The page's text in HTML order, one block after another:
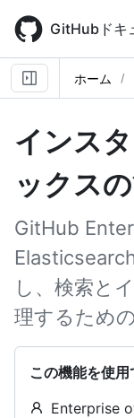
main
content
GitHubドキ
ホーム
インス
ックス
GitHub
し、検索と
理するため
この機能を使
Enterprise